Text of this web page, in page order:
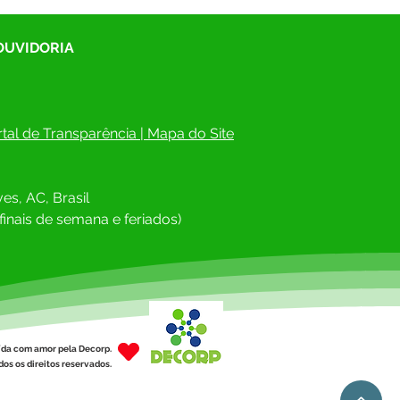
de Transparência | Mapa do Site
AC, Brasil
de semana e feriados)
com amor pela Decorp.
os direitos reservados.